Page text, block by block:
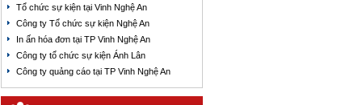
Tổ chức sự kiện tại Vinh Nghệ An
Công ty Tổ chức sự kiện Nghệ An
In ấn hóa đơn tại TP Vinh Nghệ An
Công ty tổ chức sự kiện Ánh Lân
Công ty quảng cáo tại TP Vinh Nghệ An